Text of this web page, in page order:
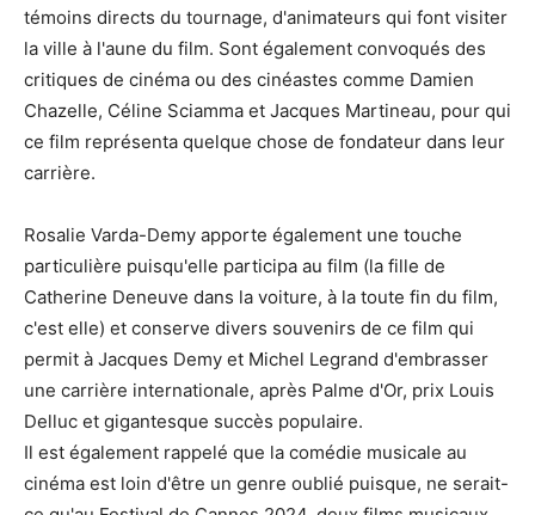
témoins directs du tournage, d'animateurs qui font visiter
la ville à l'aune du film. Sont également convoqués des
critiques de cinéma ou des cinéastes comme Damien
Chazelle, Céline Sciamma et Jacques Martineau, pour qui
ce film représenta quelque chose de fondateur dans leur
carrière.
Rosalie Varda-Demy apporte également une touche
particulière puisqu'elle participa au film (la fille de
Catherine Deneuve dans la voiture, à la toute fin du film,
c'est elle) et conserve divers souvenirs de ce film qui
permit à Jacques Demy et Michel Legrand d'embrasser
une carrière internationale, après Palme d'Or, prix Louis
Delluc et gigantesque succès populaire.
Il est également rappelé que la comédie musicale au
cinéma est loin d'être un genre oublié puisque, ne serait-